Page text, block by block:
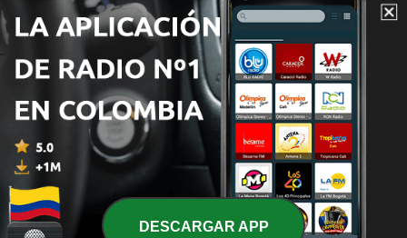
El camino del arrepentimiento
06 ago. 2026
120 - Valor para enfrentar mis faltas
119 - Elegidos desde la eternidad
30 jul. 2026
- El valor para obedecer el llamado
27 jul. 2026
DESCARGAR APP